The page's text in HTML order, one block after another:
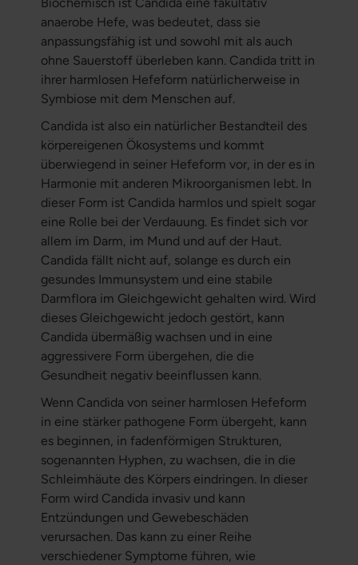
Biochemisch ist Candida eine fakultativ
anaerobe Hefe, was bedeutet, dass sie
anpassungsfähig ist und sowohl mit als auch
ohne Sauerstoff überleben kann. Candida tritt in
ihrer harmlosen Hefeform natürlicherweise in
Symbiose mit dem Menschen auf.
Candida ist also ein natürlicher Bestandteil des
körpereigenen Ökosystems und kommt
überwiegend in seiner Hefeform vor, in der es in
Harmonie mit anderen Mikroorganismen lebt. In
dieser Form ist Candida harmlos und spielt sogar
eine Rolle bei der Verdauung. Es findet sich vor
allem im Darm, im Mund und auf der Haut.
Candida fällt nicht auf, solange es durch ein
gesundes Immunsystem und eine stabile
Darmflora im Gleichgewicht gehalten wird. Wird
dieses Gleichgewicht jedoch gestört, kann
Candida übermäßig wachsen und in eine
aggressivere Form übergehen, die die
Gesundheit negativ beeinflussen kann.
Wenn Candida von seiner harmlosen Hefeform
in eine stärker pathogene Form übergeht, kann
es beginnen, in fadenförmigen Strukturen,
sogenannten Hyphen, zu wachsen, die in die
Schleimhäute des Körpers eindringen. In dieser
Form wird Candida invasiv und kann
Entzündungen und Gewebeschäden
verursachen. Das kann zu einer Reihe
verschiedener Symptome führen, wie